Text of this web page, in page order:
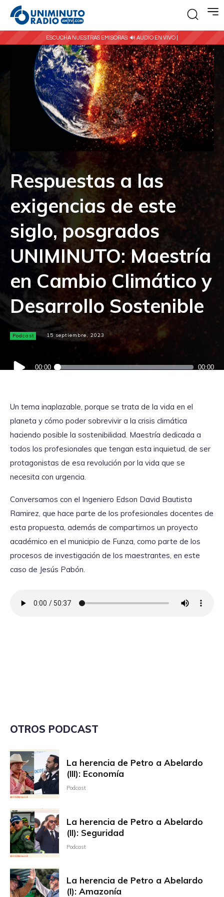
ESCUCHA NUESTRAS EMISORAS: 🔊 AUDIO EN VIVO |
Respuestas a las
exigencias de este
siglo, posgrados
UNIMINUTO: Maestría
en Cambio Climático y
Desarrollo Sostenible
Podcast 15 septiembre, 2023
Reproductor
de
00:00 00:00
Un tema inaplazable, porque se trata de la vida en el
planeta y cómo poder sobrevivir a la crisis climática
haciendo posible la sostenibilidad. Maestría dedicada a
todos los profesionales que tengan esta inquietud, de ser
protagonistas de esa revolución por la vida que se
necesita con urgencia.
Conversamos con el Ingeniero Edson David Bautista
Ramirez, que hace parte de los profesionales docentes de
esta propuesta, además de compartirnos un proyecto
académico en el municipio de Funza, como parte de los
procesos de investigación de los maestrantes, en este
caso de Jesús Pabón.
OTROS PODCAST
La herencia de Petro a Abelardo
(III): Economía
Podcast
La herencia de Petro a Abelardo
(II): Seguridad
Podcast
La herencia de Petro a Abelardo
(I): Amazonía